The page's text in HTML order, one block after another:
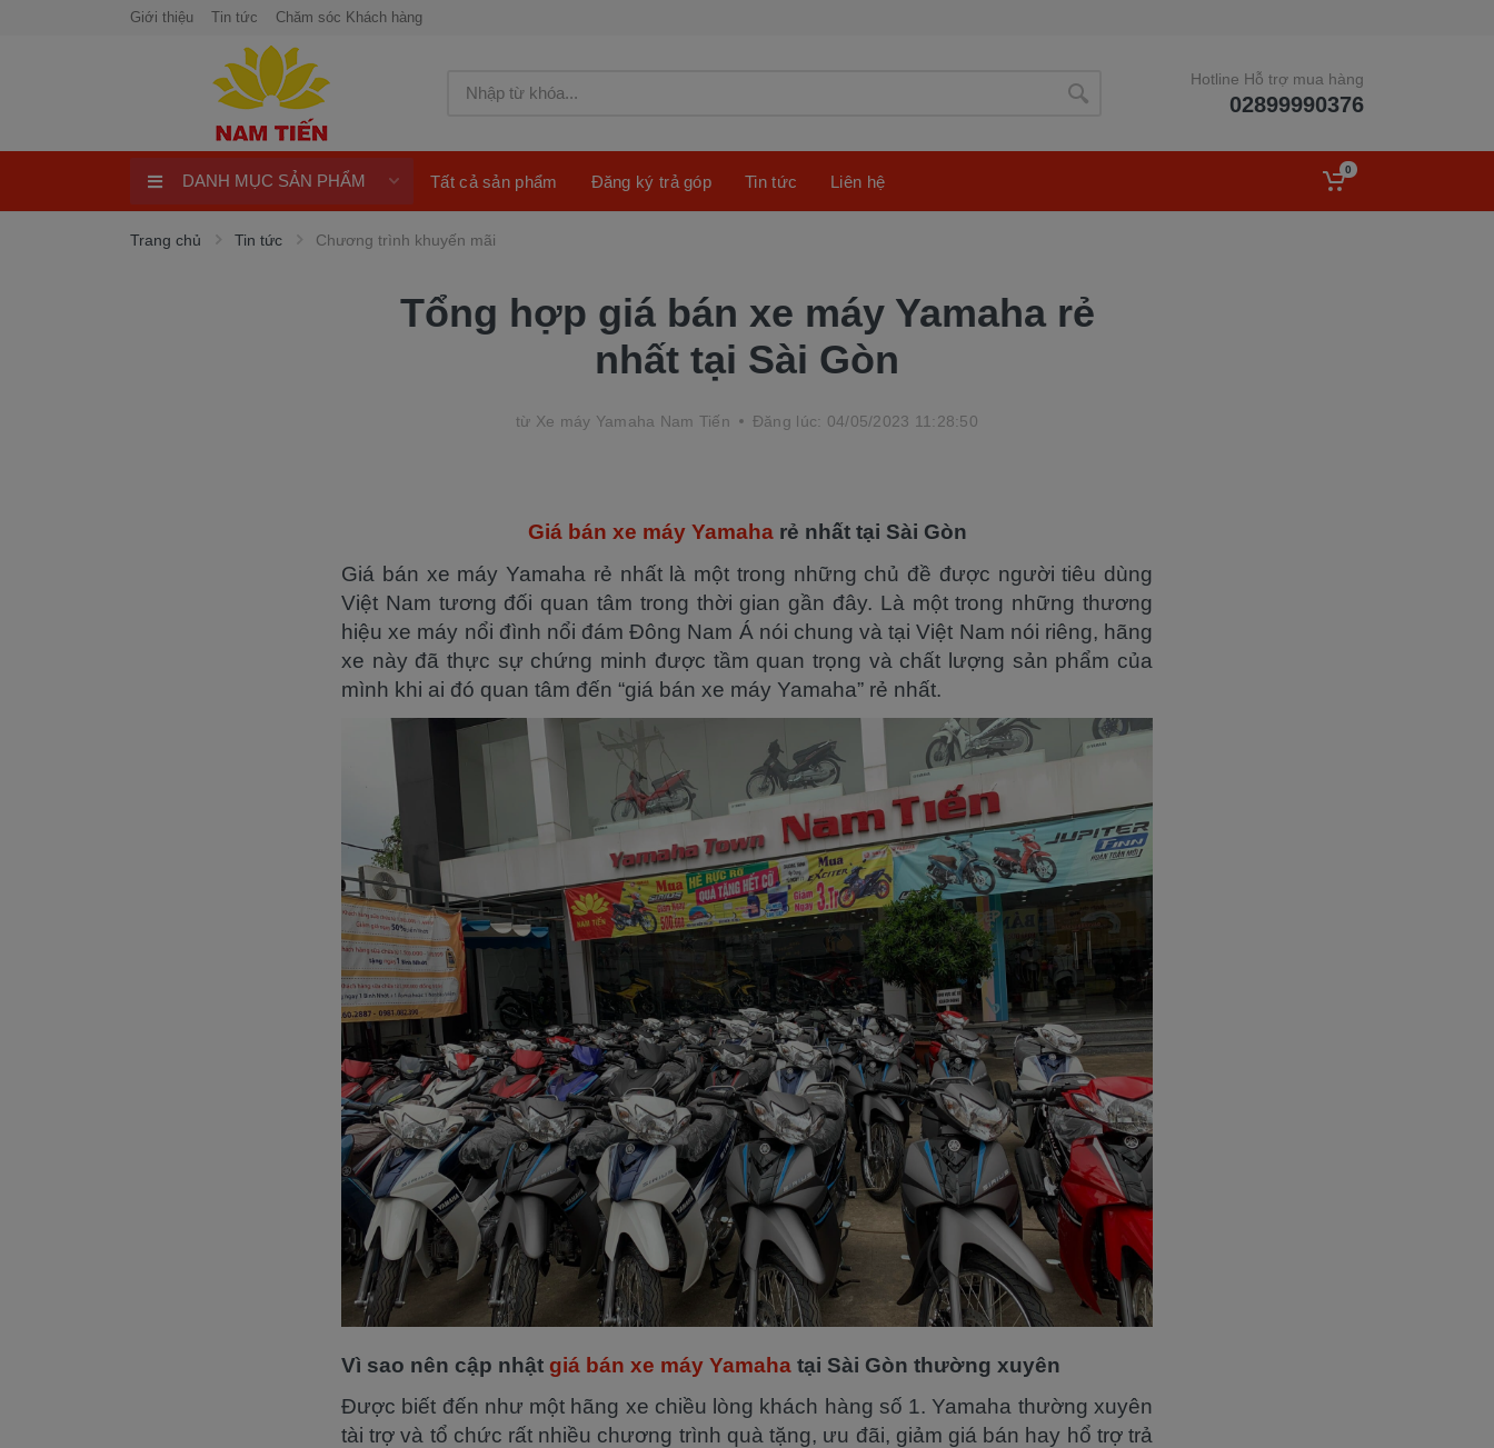
Giới thiệu Tin tức Chăm sóc Khách hàng
Hotline Hỗ trợ mua hàng
02899990376
Xe Tay Côn
DANH MỤC SẢN PHẨM Tất cả sản phẩm Đăng ký trả góp Tin tức Liên hệ
0
Trang chủ Tin tức Chương trình khuyến mãi
Tổng hợp giá bán xe máy Yamaha rẻ
nhất tại Sài Gòn
từ Xe máy Yamaha Nam Tiến Đăng lúc: 04/05/2023 11:28:50
Giá bán xe máy Yamaharẻ nhất tại Sài Gòn
Giá bán xe máy Yamaha rẻ nhất là một trong những chủ đề được người tiêu dùng
Việt Nam tương đối quan tâm trong thời gian gần đây. Là một trong những thương
hiệu xe máy nổi đình nổi đám Đông Nam Á nói chung và tại Việt Nam nói riêng, hãng
xe này đã thực sự chứng minh được tầm quan trọng và chất lượng sản phẩm của
mình khi ai đó quan tâm đến “giá bán xe máy Yamaha” rẻ nhất.
Vì sao nên cập nhật giá bán xe máy Yamaha tại Sài Gòn thường xuyên
Được biết đến như một hãng xe chiều lòng khách hàng số 1. Yamaha thường xuyên
tài trợ và tổ chức rất nhiều chương trình quà tặng, ưu đãi, giảm giá bán hay hổ trợ trả